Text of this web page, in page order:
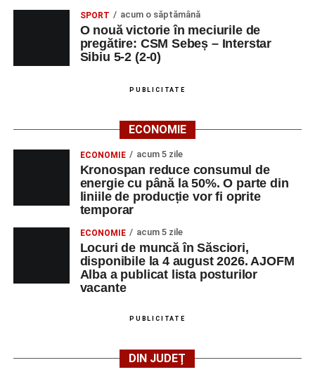
SPORT acum o săptămână
O nouă victorie în meciurile de
pregătire: CSM Sebeș – Interstar
Sibiu 5-2 (2-0)
PUBLICITATE
ECONOMIE
ECONOMIE acum 5 zile
Kronospan reduce consumul de
energie cu până la 50%. O parte din
liniile de producție vor fi oprite
temporar
ECONOMIE acum 5 zile
Locuri de muncă în Săsciori,
disponibile la 4 august 2026. AJOFM
Alba a publicat lista posturilor
vacante
PUBLICITATE
DIN JUDEȚ